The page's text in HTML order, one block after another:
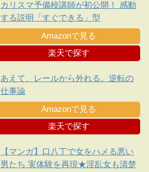
カリスマ予備校講師が初公開！ 感動
する説明「すぐできる」型
Amazonで見る
楽天で探す
あえて、レールから外れる。逆転の
仕事論
Amazonで見る
楽天で探す
【マンガ】口八丁で女をハメる悪い
男たち 実体験を再現★淫乱女も清楚